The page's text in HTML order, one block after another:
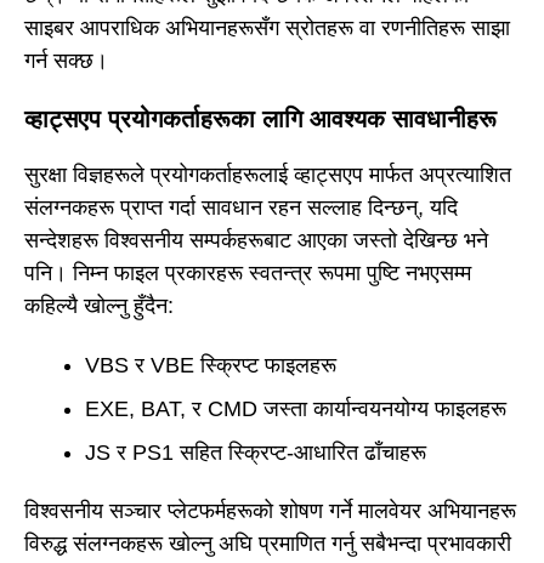
साइबर आपराधिक अभियानहरूसँग स्रोतहरू वा रणनीतिहरू साझा
गर्न सक्छ।
व्हाट्सएप प्रयोगकर्ताहरूका लागि आवश्यक सावधानीहरू
सुरक्षा विज्ञहरूले प्रयोगकर्ताहरूलाई व्हाट्सएप मार्फत अप्रत्याशित
संलग्नकहरू प्राप्त गर्दा सावधान रहन सल्लाह दिन्छन्, यदि
सन्देशहरू विश्वसनीय सम्पर्कहरूबाट आएका जस्तो देखिन्छ भने
पनि। निम्न फाइल प्रकारहरू स्वतन्त्र रूपमा पुष्टि नभएसम्म
कहिल्यै खोल्नु हुँदैन:
VBS र VBE स्क्रिप्ट फाइलहरू
EXE, BAT, र CMD जस्ता कार्यान्वयनयोग्य फाइलहरू
JS र PS1 सहित स्क्रिप्ट-आधारित ढाँचाहरू
विश्वसनीय सञ्चार प्लेटफर्महरूको शोषण गर्ने मालवेयर अभियानहरू
विरुद्ध संलग्नकहरू खोल्नु अघि प्रमाणित गर्नु सबैभन्दा प्रभावकारी